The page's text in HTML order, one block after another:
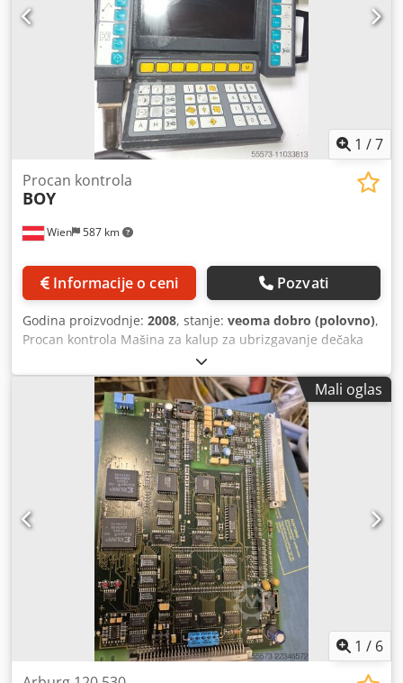
1 /7
Wien 587 km
Procan kontrola
BOY
Informacije o ceni Pozvati
Godina proizvodnje: 2008, stanje: veoma dobro (polovno),
Procan kontrola Mašina za kalup za ubrizgavanje dečaka
Crodpfx Ajmu Dhzjkiof Izgrađeno 2008
Mali oglas
1 / 6